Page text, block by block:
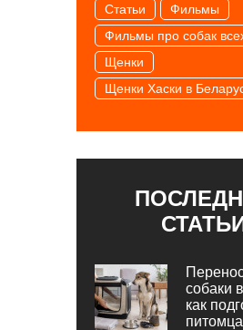
Статьи
Фильмы
Фильмы про собак
Щенки
Щенки Хаски в
собаки
как